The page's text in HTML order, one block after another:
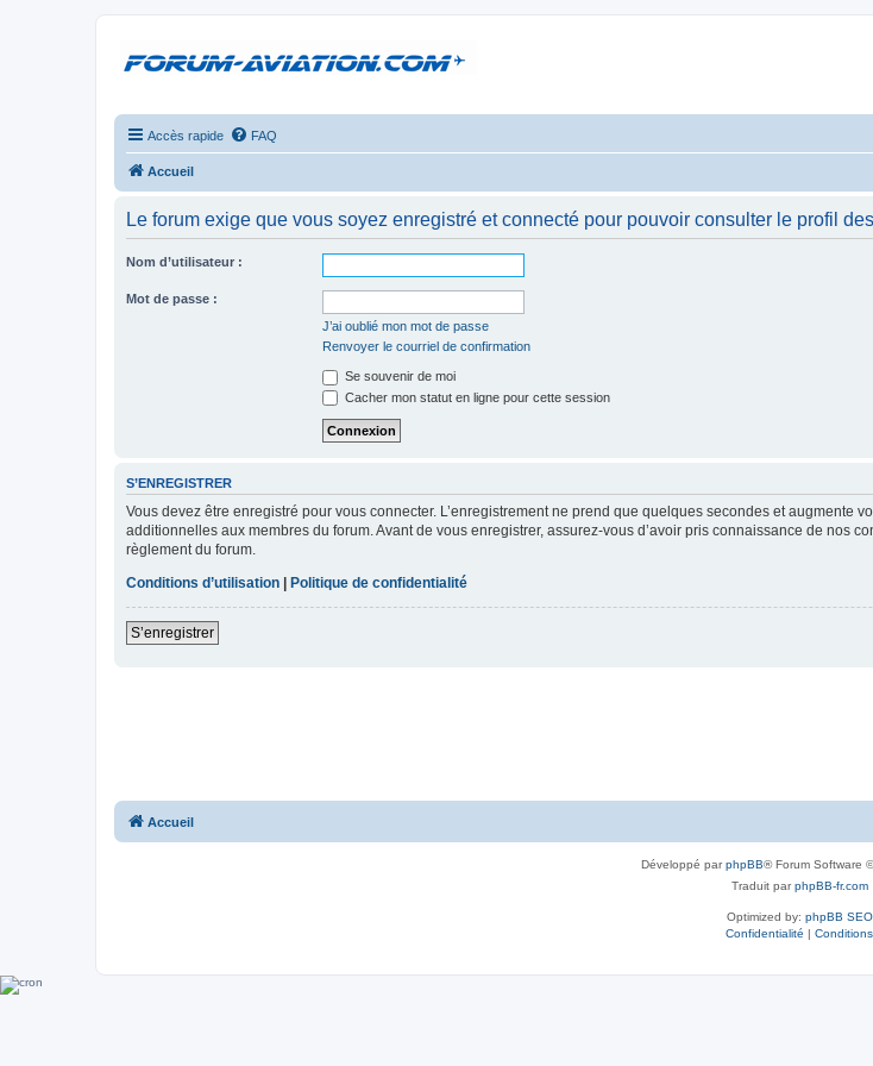
Accès rapide FAQ
Accueil
Le forum exige que vous soyez enregistré et connecté pour pouvoir consulter le profil
Nom d’utilisateur :
Mot de passe :
J’ai oublié mon mot de passe
Renvoyer le courriel de confirmation
Se souvenir de moi
Cacher mon statut en ligne pour cette session
S’ENREGISTRER
Vous devez être enregistré pour vous connecter. L’enregistrement ne prend que quelques secondes et augmente
additionnelles aux membres du forum. Avant de vous enregistrer, assurez-vous d’avoir pris connaissance de nos
règlement du forum.
Conditions d’utilisation | Politique de confidentialité
S’enregistrer
Accueil
Développé parphpBB® Forum Software
Traduit parphpBB-fr.com
Optimized by: phpBB SEO
Confidentialité | Conditions